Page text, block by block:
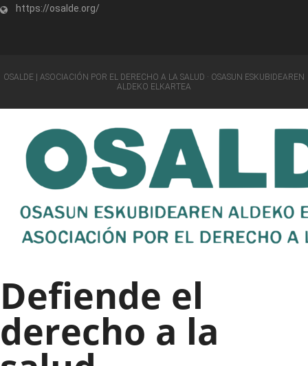
https://osalde.org/
OSALDE | ASOCIACIÓN POR EL DERECHO A LA SALUD · OSASUN ESKUBIDEAREN
ALDEKO ELKARTEA
Defiende el
derecho a la